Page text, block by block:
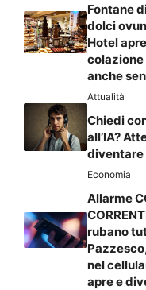
Fontane
dolci
Hotel
anche
Attualità
Chiedi
all’IA?
diventare
Economia
Allarme
rubano
nel
apre e